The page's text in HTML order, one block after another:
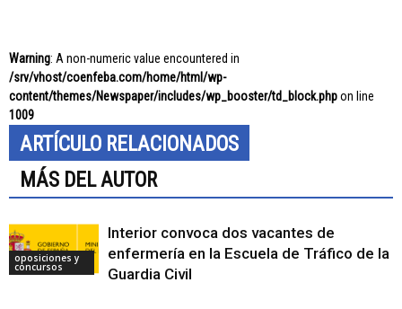
Warning: A non-numeric value encountered in
/srv/vhost/coenfeba.com/home/html/wp-
content/themes/Newspaper/includes/wp_booster/td_block.phpon line
1009
ARTÍCULO RELACIONADOS
MÁS DEL AUTOR
oposiciones y
concursos
Interior convoca dos vacantes de
enfermería en la Escuela de Tráfico de la
Guardia Civil